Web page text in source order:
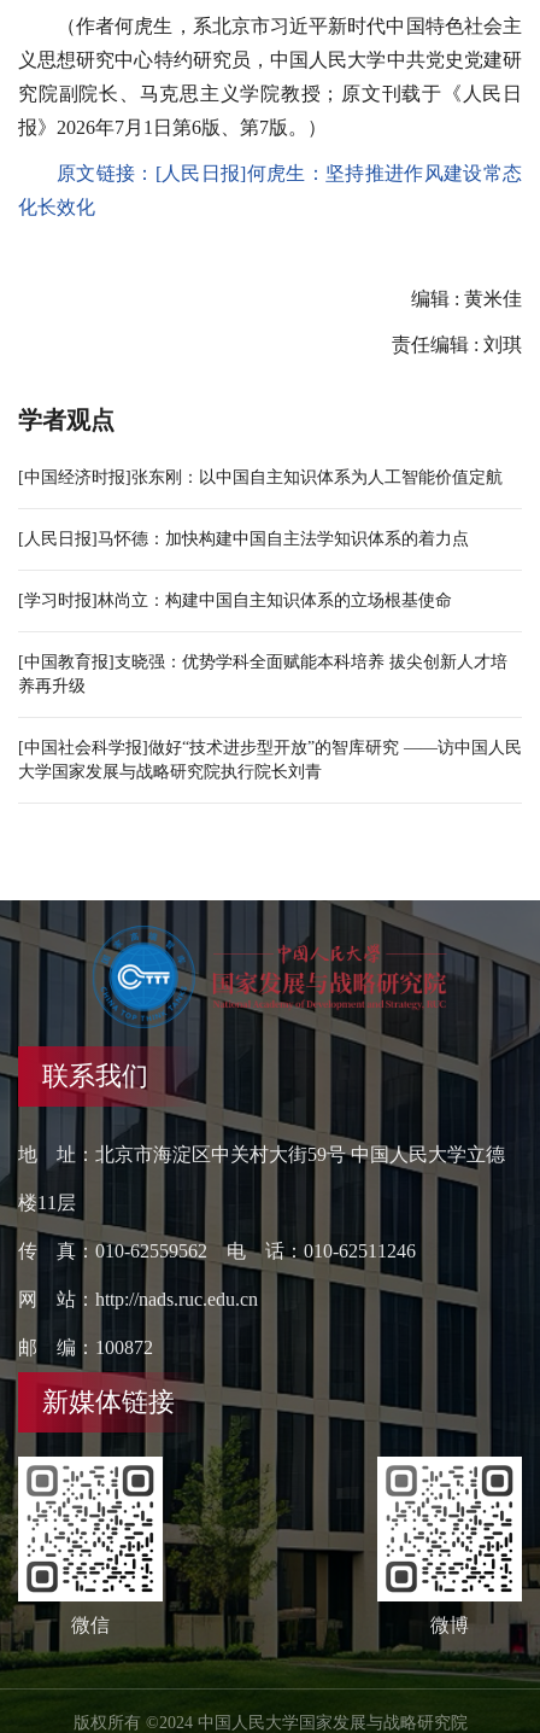
（作者何虎生，系北京市习近平新时代中国特色社会主
义思想研究中心特约研究员，中国人民大学中共党史党建研
究院副院长、马克思主义学院教授；原文刊载于《人民日
报》2026年7月1日第6版、第7版。）
原文链接：[人民日报]何虎生：坚持推进作风建设常态
化长效化
编辑 : 黄米佳
责任编辑 : 刘琪
学者观点
[中国经济时报]张东刚：以中国自主知识体系为人工智能价值定航
[人民日报]马怀德：加快构建中国自主法学知识体系的着力点
[学习时报]林尚立：构建中国自主知识体系的立场根基使命
[中国教育报]支晓强：优势学科全面赋能本科培养 拔尖创新人才培
养再升级
[中国社会科学报]做好“技术进步型开放”的智库研究 ——访中国人民
大学国家发展与战略研究院执行院长刘青
联系我们
地 址：北京市海淀区中关村大街59号 中国人民大学立德
楼11层
传 真：010-62559562 电 话：010-62511246
网 站：http://nads.ruc.edu.cn
邮 编：100872
新媒体链接
微信 微博
版权所有 ©2024 中国人民大学国家发展与战略研究院